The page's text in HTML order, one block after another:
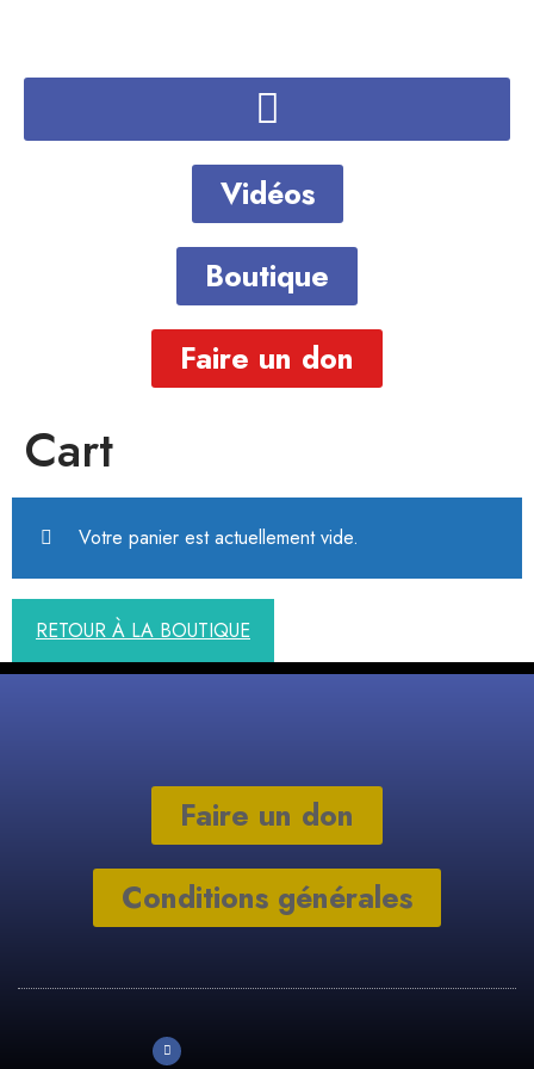
Vidéos
Boutique
Faire un don
Cart
Votre panier est actuellement vide.
RETOUR À LA BOUTIQUE
Faire un don
Conditions générales